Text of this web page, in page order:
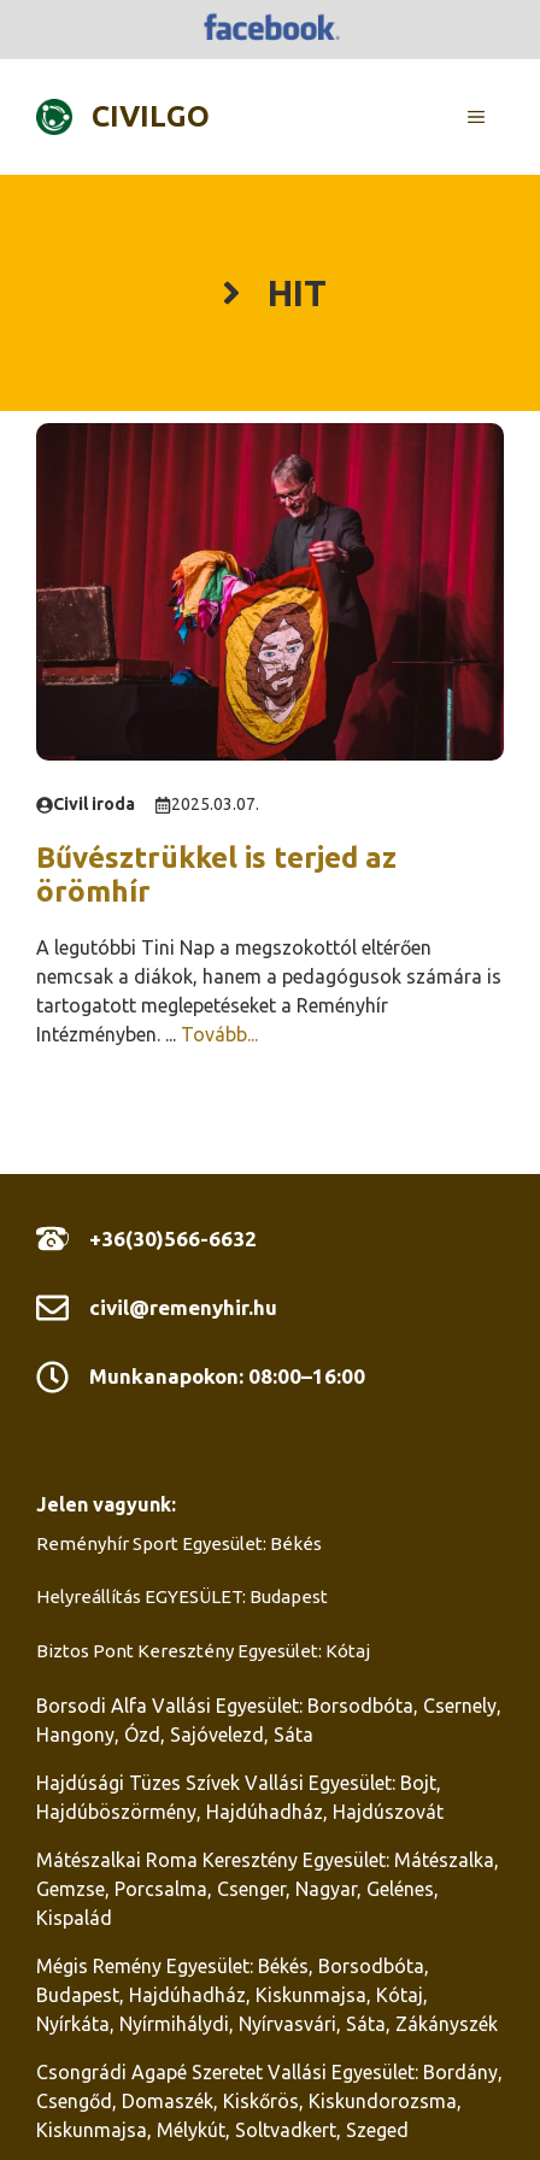
CIVILGO MENU
HIT
Civil iroda 2025.03.07.
Bűvésztrükkel is terjed az
örömhír
A legutóbbi Tini Nap a megszokottól eltérően
nemcsak a diákok, hanem a pedagógusok számára is
tartogatott meglepetéseket a Reményhír
Intézményben. ... Tovább...
+36(30)566-6632
civil@remenyhir.hu
Munkanapokon: 08:00–16:00
Jelen vagyunk:
Reményhír Sport Egyesület: Békés
Helyreállítás EGYESÜLET: Budapest
Biztos Pont Keresztény Egyesület: Kótaj
Borsodi Alfa Vallási Egyesület: Borsodbóta, Csernely,
Hangony, Ózd, Sajóvelezd, Sáta
Hajdúsági Tüzes Szívek Vallási Egyesület: Bojt,
Hajdúböszörmény, Hajdúhadház, Hajdúszovát
Mátészalkai Roma Keresztény Egyesület: Mátészalka,
Gemzse, Porcsalma, Csenger, Nagyar, Gelénes,
Kispalád
Mégis Remény Egyesület: Békés, Borsodbóta,
Budapest, Hajdúhadház, Kiskunmajsa, Kótaj,
Nyírkáta, Nyírmihálydi, Nyírvasvári, Sáta, Zákányszék
Csongrádi Agapé Szeretet Vallási Egyesület: Bordány,
Csengőd, Domaszék, Kiskőrös, Kiskundorozsma,
Kiskunmajsa, Mélykút, Soltvadkert, Szeged